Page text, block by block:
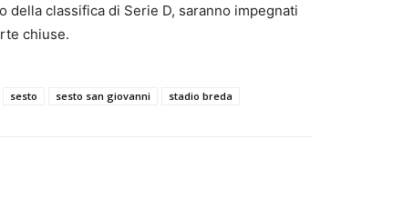
della classifica di Serie D, saranno impegnati
chiuse.
sesto sesto san giovanni stadio breda